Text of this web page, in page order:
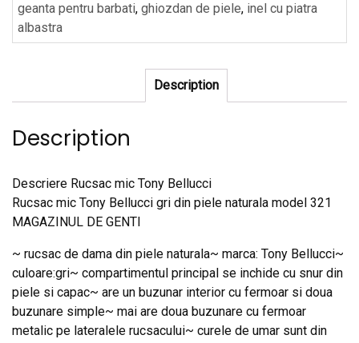
geanta pentru barbati, ghiozdan de piele, inel cu piatra
albastra
Description
Description
Descriere Rucsac mic Tony Bellucci
Rucsac mic Tony Bellucci gri din piele naturala model 321
MAGAZINUL DE GENTI
~ rucsac de dama din piele naturala~ marca: Tony Bellucci~
culoare:gri~ compartimentul principal se inchide cu snur din
piele si capac~ are un buzunar interior cu fermoar si doua
buzunare simple~ mai are doua buzunare cu fermoar
metalic pe lateralele rucsacului~ curele de umar sunt din